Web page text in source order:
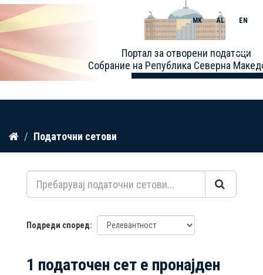
Прескокнете
содржина
Портал за отворени податоци
Собрание на Република Северна
MK AL EN
Toggle
Податочни сетови
Подреди според
1 податочен сет е пронајден